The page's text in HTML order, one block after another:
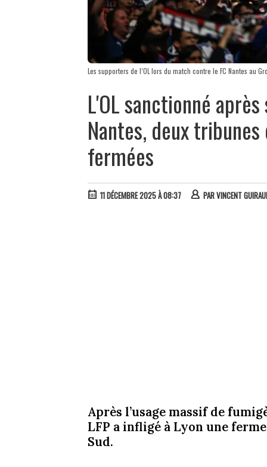
Les supporters de l’OL lors du match contre le FC Nantes au
L'OL sanctionné
Nantes, deux
fermées
11 DÉCEMBRE 2025 À 08:37 PARVINCENT
Après l’usage massif de
LFP a infligé à Lyon une
Sud.